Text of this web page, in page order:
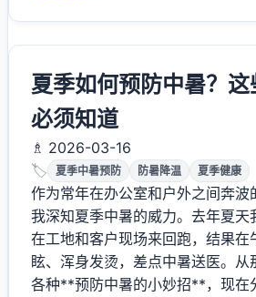
夏季如何预防中暑？
必须知道
♗ 2026-03-16
🏷️
夏季中暑预防 防暑降温 夏季健康
作为常年在办公室和户外之间奔波
我深知夏季中暑的威力。去年夏天
在工地和客户现场来回跑，结果在
眩、浑身发烫，差点中暑送医。从
各种**预防中暑的小妙招**，现在